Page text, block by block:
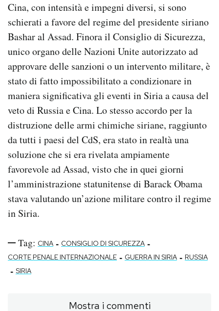
Cina, con intensità e impegni diversi, si sono
schierati a favore del regime del presidente siriano
Bashar al Assad. Finora il Consiglio di Sicurezza,
unico organo delle Nazioni Unite autorizzato ad
approvare delle sanzioni o un intervento militare, è
stato di fatto impossibilitato a condizionare in
maniera significativa gli eventi in Siria a causa del
veto di Russia e Cina. Lo stesso accordo per la
distruzione delle armi chimiche siriane, raggiunto
da tutti i paesi del CdS, era stato in realtà una
soluzione che si era rivelata ampiamente
favorevole ad Assad, visto che in quei giorni
l’amministrazione statunitense di Barack Obama
stava valutando un’azione militare contro il regime
in Siria.
Tag: CINA - CONSIGLIO DI SICUREZZA -
CORTE PENALE INTERNAZIONALE - GUERRA IN SIRIA - RUSSIA
- SIRIA
Mostra i commenti